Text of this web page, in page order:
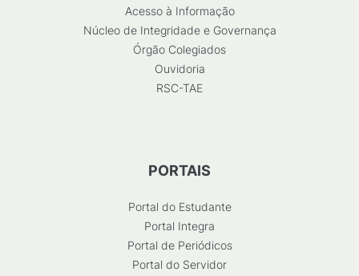
Acesso à Informação
Núcleo de Integridade e Governança
Órgão Colegiados
Ouvidoria
RSC-TAE
PORTAIS
Portal do Estudante
Portal Integra
Portal de Periódicos
Portal do Servidor